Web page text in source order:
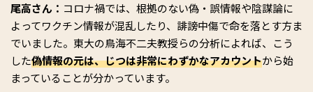
尾高さん： コロナ禍では、根拠のない偽・誤情報や陰謀論に
よってワクチン情報が混乱したり、誹謗中傷で命を落とす方ま
でいました。東大の鳥海不二夫教授らの分析によれば、こう
した偽情報の元は、じつは非常にわずかなアカウントから始
まっていることが分かっています。